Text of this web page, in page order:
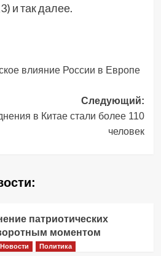
и так далее.
влияние России в Европе
Следующий:
в Китае стали более 110
человек
патриотических
моментом
Новости Политика